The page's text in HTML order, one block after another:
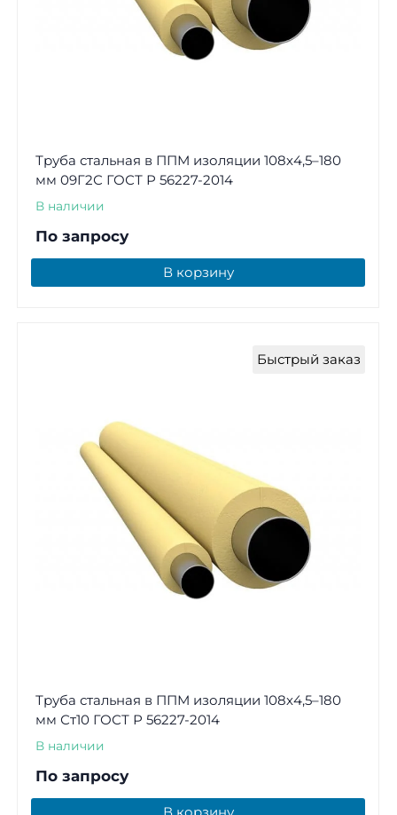
Труба стальная в ППМ изоляции 108х4,5–180
мм 09Г2С ГОСТ Р 56227-2014
В наличии
По запросу
В корзину
Быстрый заказ
Труба стальная в ППМ изоляции 108х4,5–180
мм Ст10 ГОСТ Р 56227-2014
В наличии
По запросу
В корзину